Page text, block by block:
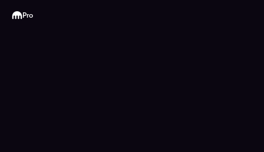
Kraken
Pro